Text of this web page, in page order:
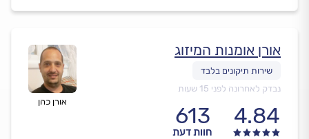
אורן כהן
אורן אומנות המיזוג
נבדק לאחרונה לפני 15 שעות
4.84
613
חוות דעת